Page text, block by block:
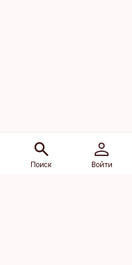
Поиск Войти